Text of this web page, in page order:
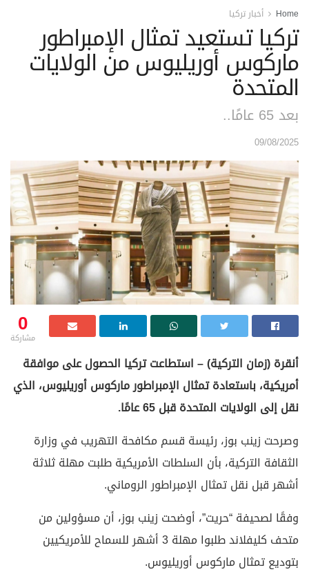
Home أخبار تركيا
تركيا تستعيد تمثال الإمبراطور
ماركوس أوريليوس من الولايات
المتحدة
بعد 65 عامًا..
09/08/2025
0
مشاركة
أنقرة (زمان التركية) – استطاعت تركيا الحصول على موافقة
أمريكية، باستعادة تمثال الإمبراطور ماركوس أوريليوس، الذي
نقل إلى الولايات المتحدة قبل 65 عامًا.
وصرحت زينب بوز، رئيسة قسم مكافحة التهريب في وزارة
الثقافة التركية، بأن السلطات الأمريكية طلبت مهلة ثلاثة
أشهر قبل نقل تمثال الإمبراطور الروماني.
وفقًا لصحيفة “حريت”، أوضحت زينب بوز، أن مسؤولين من
متحف كليفلاند طلبوا مهلة 3 أشهر للسماح للأمريكيين
بتوديع تمثال ماركوس أوريليوس.